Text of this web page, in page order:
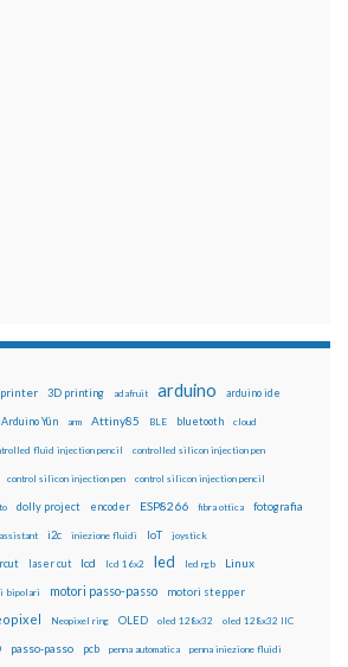
printer 3D printing adafruit arduino arduino ide
Arduino Yún arm Attiny85 BLE bluetooth cloud
fluid injection pencil controlled silicon injection pen
control silicon injection pen control silicon injection pencil
dolly project encoder ESP8266 fibra ottica fotografia
i2c iniezione fluidi IoT joystick
laser cut lcd lcd 16x2 led led rgb Linux
bipolari motori passo-passo motori stepper
Neopixel ring OLED oled 128x32 oled 128x32 IIC
passo-passo pcb penna automatica penna iniezione fluidi